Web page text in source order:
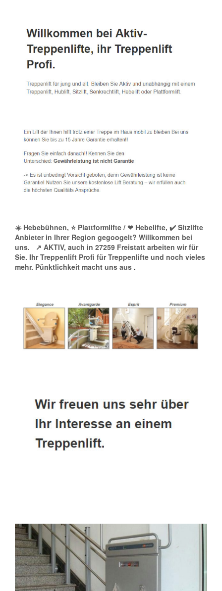
☀️ Hebebühnen, ⭐ Plattformlifte / ❤ Hebelifte, ✔️ Sitzlifte
Anbieter in Ihrer Region gegoogelt? Willkommen bei
uns.
↗️ AKTIV, auch in 27259 Freistatt arbeiten wir für
Sie. Ihr Treppenlift Profi für Treppenlifte und noch vieles
mehr. Pünktlichkeit macht uns aus .